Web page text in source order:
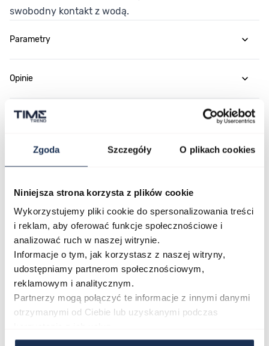
Zgoda Szczegóły O plikach cookies
Niniejsza strona korzysta z plików cookie
Wykorzystujemy pliki cookie do spersonalizowania treści
i reklam, aby oferować funkcje społecznościowe i
analizować ruch w naszej witrynie.
Informacje o tym, jak korzystasz z naszej witryny,
udostępniamy partnerom społecznościowym,
reklamowym i analitycznym.
Partnerzy mogą połączyć te informacje z innymi danymi
otrzymanymi od Ciebie lub uzyskanymi podczas
swobodny kontakt z wodą.
Parametry
Opinie
Zapytaj o produkt
Płatność i dostawa
Najczęściej kupowane
Poruszanie się po elementach karuzeli jest możliwe za pomocą
Naciśnij, aby pominąć karuzelę
Naciśnij, aby przejść do nawigacji karuzeli